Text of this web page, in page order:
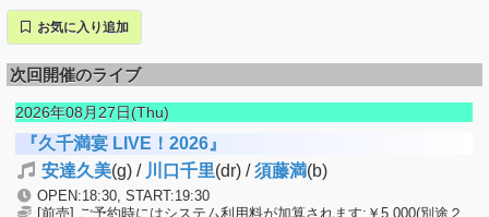
お気に入り追加
次回開催のライブ
2026年08月27日(Thu)
『久千満宴 LIVE！2026』
安達久美(g) / 川口千里(dr) /須藤満(b)
OPEN:18:30, START:19:30
[前売] ご予約時にはシステム利用料が加算されます:￥5,000(別途２